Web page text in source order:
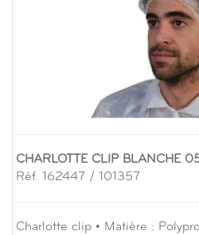
CHARLOTTE CLIP BLANCHE
Réf. 162447 / 101357
Charlotte clip • Matière :